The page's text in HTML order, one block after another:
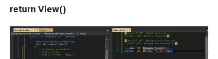
return View()